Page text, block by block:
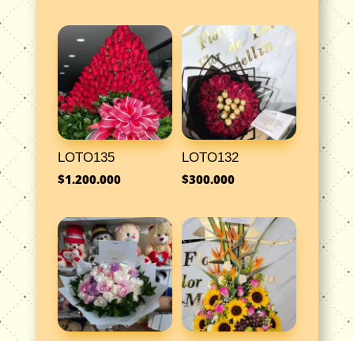
LOTO135
$1.200.000
LOTO132
$300.000